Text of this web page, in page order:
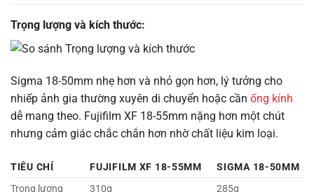
Trọng lượng và kích thước:
Sigma 18-50mm nhẹ hơn và nhỏ gọn hơn, lý tưởng cho
nhiếp ảnh gia thường xuyên di chuyển hoặc cần ống kính
dễ mang theo. Fujifilm XF 18-55mm nặng hơn một chút
nhưng cảm giác chắc chắn hơn nhờ chất liệu kim loại.
TIÊU CHÍ FUJIFILM XF 18-55MM
SIGMA 18-50MM
Trọng lượng
310g
285g